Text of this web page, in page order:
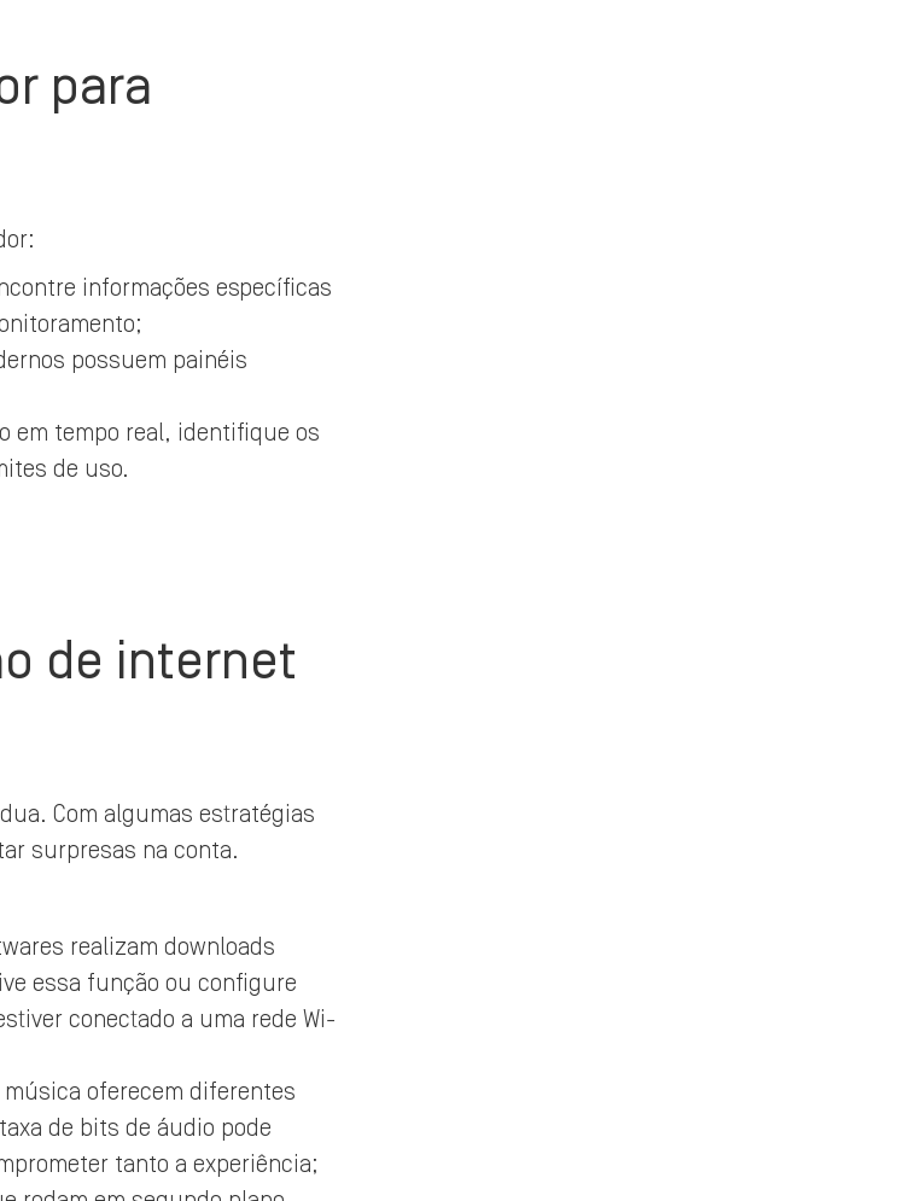
para
informações específicas
possuem painéis
em tempo real, identifique os
de uso.
de internet
Com algumas estratégias
surpresas na conta.
realizam downloads
essa função ou configure
conectado a uma rede Wi-
música oferecem diferentes
de bits de áudio pode
tanto a experiência;